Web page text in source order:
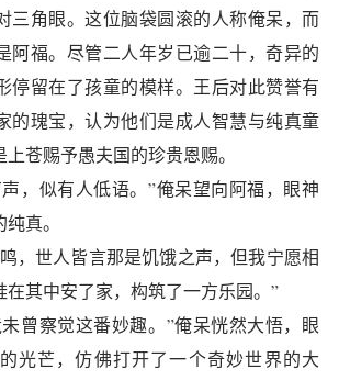
三角眼。这位脑袋圆滚的人称俺呆，而
阿福。尽管二人年岁已逾二十，奇异的
停留在了孩童的模样。王后对此赞誉有
的瑰宝，认为他们是成人智慧与纯真童
苍赐予愚夫国的珍贵恩赐。
，似有人低语。”俺呆望向阿福，眼神
真。
，世人皆言那是饥饿之声，但我宁愿相
其中安了家，构筑了一方乐园。”
曾察觉这番妙趣。”俺呆恍然大悟，眼
光芒，仿佛打开了一个奇妙世界的大